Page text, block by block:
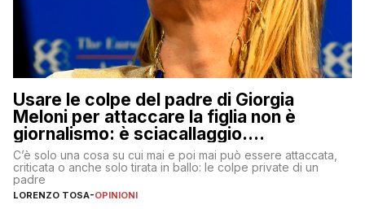
Usare le colpe del padre di Giorgia
Meloni per attaccare la figlia non è
giornalismo: è sciacallaggio.
Dimostriamo di essere diversi
C’è solo una cosa su cui mai e poi mai può essere attaccata,
criticata o anche solo tirata in ballo: le colpe private di un
padre
LORENZO TOSA-OPINIONI